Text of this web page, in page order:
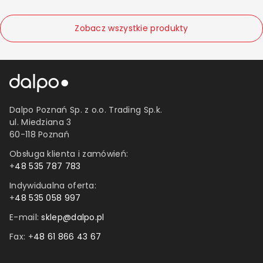
Zobacz wszystkie produkty
Dalpo Poznań Sp. z o.o. Trading Sp.k.
ul. Miedziana 3
60-118 Poznań
Obsługa klienta i zamówień:
+48 535 787 783
Indywidualna oferta:
+48 535 058 997
E-mail:sklep@dalpo.pl
Fax: +48 61 866 43 67